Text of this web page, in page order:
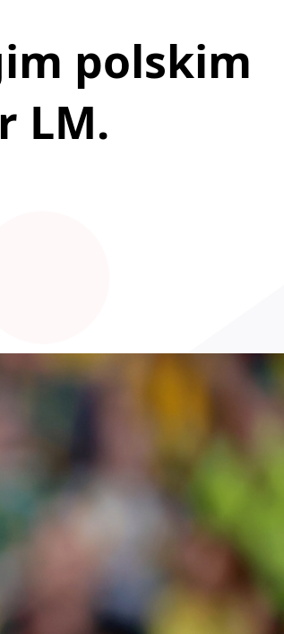
polskim
LM.